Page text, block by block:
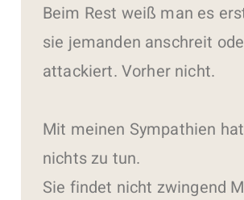
Beim Rest weiß man es
sie jemanden anschreit
attackiert. Vorher nicht.
Mit meinen Sympathien
nichts zu tun.
Sie findet nicht zwingend